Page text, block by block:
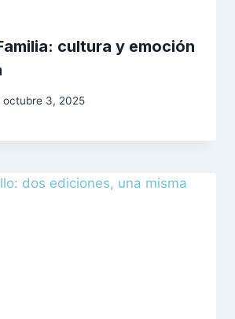
cultura y emoción
octubre 3, 2025